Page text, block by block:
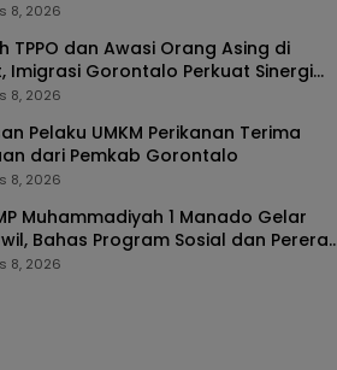
8, 2026
TPPO dan Awasi Orang Asing di
Imigrasi Gorontalo Perkuat Sinergi
8, 2026
Pelaku UMKM Perikanan Terima
dari Pemkab Gorontalo
8, 2026
Muhammadiyah 1 Manado Gelar
Bahas Program Sosial dan Pererat
8, 2026